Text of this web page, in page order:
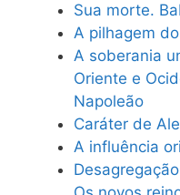
Sua morte.
A pilhagem
A soberania
Oriente e
Napoleão
Caráter de
A influência